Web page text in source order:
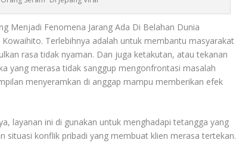
Menjadi Fenomena Jarang Ada Di Belahan Dunia
Terlebihnya adalah untuk membantu masyarakat
rasa tidak nyaman. Dan juga ketakutan, atau tekanan
yang merasa tidak sanggup mengonfrontasi masalah
menyeramkan di anggap mampu memberikan efek
layanan ini di gunakan untuk menghadapi tetangga yang
situasi konflik pribadi yang membuat klien merasa tertekan.